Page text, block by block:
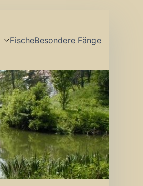
FischeBesondere Fänge